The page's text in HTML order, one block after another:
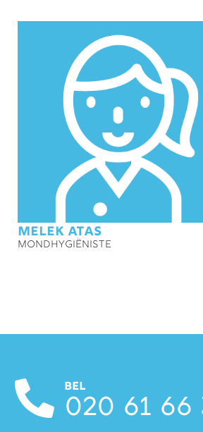
Melek Atas
Mondhygiëniste
BEL
020 61 66